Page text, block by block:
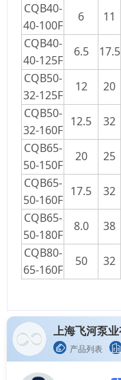
CQB40-
40-100F
6 11
CQB40-
40-125F
6.5 17.5
CQB50-
32-125F
12 20
CQB50-
32-160F
12.5 32
CQB65-
50-150F
20 25
CQB65-
50-160F
17.5 32
CQB65-
50-180F
8.0 38
CQB80-
65-160F
50 32
产品列表